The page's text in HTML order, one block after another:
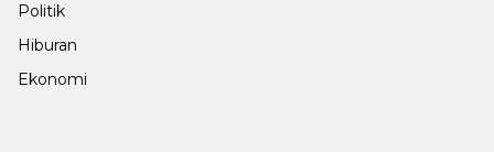
Politik
Hiburan
Ekonomi